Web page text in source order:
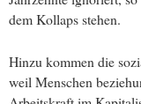
dem Kollaps stehen.
Hinzu kommen die
weil Menschen